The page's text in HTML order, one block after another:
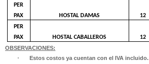
PER
PAX
HOSTAL DAMAS 12
PER
PAX
HOSTAL CABALLEROS 12
OBSERVACIONES:
· Estos costos ya cuentan con el IVA incluido.